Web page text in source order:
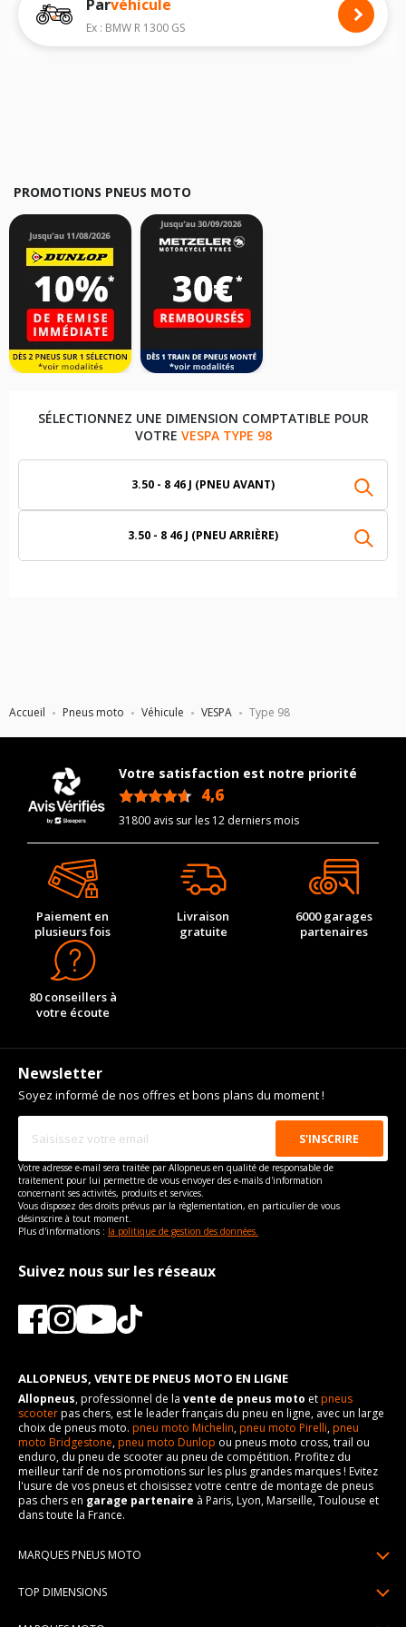
Accueil Pneus moto Véhicule VESPA Type 98
Nous recommandons de toujours monter des pneus moto avec les
dimensions homologuées par le constructeur.
Pour cela, veuillez sélectionner le modèle de votre motoVESPA Type 98
Parvéhicule
Ex : BMW R 1300 GS
PROMOTIONS PNEUS MOTO
SÉLECTIONNEZ UNE DIMENSION COMPTATIBLE POUR
VOTRE VESPA TYPE 98
3.50 - 8 46 J (PNEU AVANT)
3.50 - 8 46 J (PNEU ARRIÈRE)
Votre satisfaction est notre priorité
4,6
31800 avis sur les 12 derniers mois
Paiement en
plusieurs fois
Livraison
gratuite
6000 garages
partenaires
80 conseillers à
votre écoute
Newsletter
Soyez informé de nos offres et bons plans du moment !
Votre adresse e-mail sera traitée par Allopneus en qualité de responsable de
traitement pour lui permettre de vous envoyer des e-mails d'information
concernant ses activités, produits et services.
Vous disposez des droits prévus par la règlementation, en particulier de vous
désinscrire à tout moment.
Plus d'informations : la politique de gestion des données.
Suivez nous sur les réseaux
ALLOPNEUS, VENTE DE PNEUS MOTO EN LIGNE
Allopneus, professionnel de la vente de pneus moto etpneus
scooterpas chers, est le leader français du pneu en ligne, avec un large
choix de pneus moto. pneu moto Michelin,pneu moto Pirelli,pneu
moto Bridgestone,pneu moto Dunlop ou pneus moto cross, trail ou
enduro, du pneu de scooter au pneu de compétition. Profitez du
meilleur tarif de nos promotions sur les plus grandes marques ! Evitez
l'usure de vos pneus et choisissez votre centre de montage de pneus
pas chers en garage partenaire à Paris, Lyon, Marseille, Toulouse et
dans toute la France.
MARQUES PNEUS MOTO
TOP DIMENSIONS